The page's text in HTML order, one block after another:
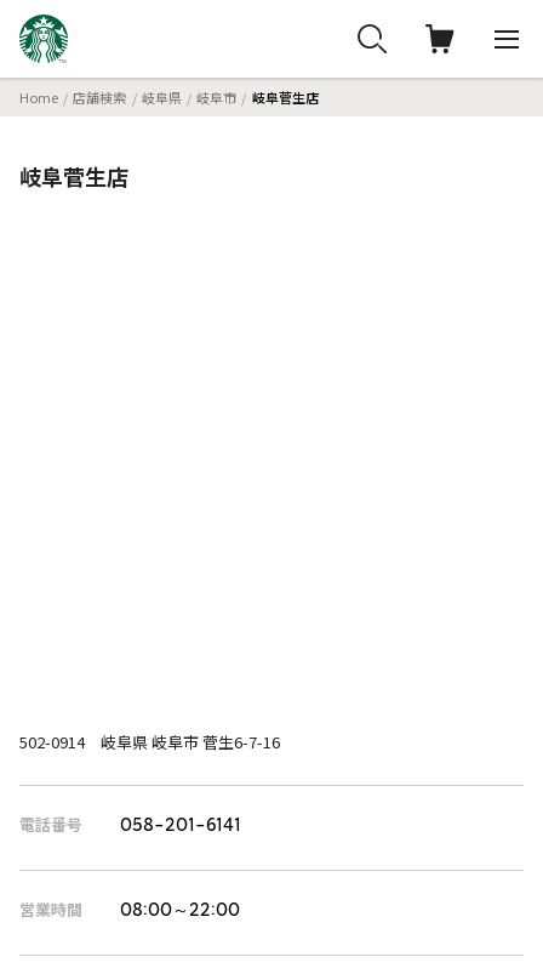
Home 店舗検索 岐阜県 岐阜市 岐阜菅生店
岐阜菅生店
502-0914 岐阜県 岐阜市 菅生6-7-16
電話番号 058-201-6141
営業時間 08:00～22:00